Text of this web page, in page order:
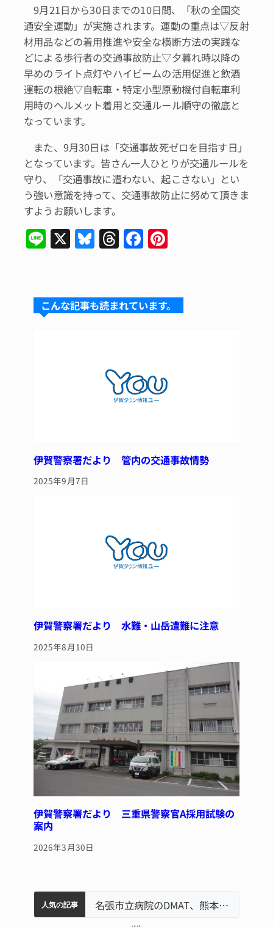
9月21日から30日までの10日間、「秋の全国交
通安全運動」が実施されます。運動の重点は▽反射
材用品などの着用推進や安全な横断方法の実践な
どによる歩行者の交通事故防止▽夕暮れ時以降の
早めのライト点灯やハイビームの活用促進と飲酒
運転の根絶▽自転車・特定小型原動機付自転車利
用時のヘルメット着用と交通ルール順守の徹底と
なっています。
また、9月30日は「交通事故死ゼロを目指す日」
となっています。皆さん一人ひとりが交通ルールを
守り、「交通事故に遭わない、起こさない」とい
う強い意識を持って、交通事故防止に努めて頂きま
すようお願いします。
Li X Bl
s
k
T
a
d
F
e
b
k
re
st
こんな記事も読まれています。
伊賀警察署だより 管内の交通事故情勢
2025年9月7日
伊賀警察署だより 水難・山岳遭難に注意
2025年8月10日
伊賀警察署だより 三重県警察官A採用試験の
案内
2026年3月30日
人気の記事
軽乗用車が田んぼに転落 運転の70歳女性死亡 伊賀市で
中学校の陶壁モニュメント 地元建設会社がボランティアで清掃 伊賀 名張市立病院のDMAT、熊本地震の被災地へ 能登以来3回目の派遣